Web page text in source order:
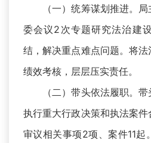
（一）统筹谋划推进。局
委会议2次专题研究法治建
结，解决重点难点问题。将
绩效考核，层层压实责任。
（二）带头依法履职。带
执行重大行政决策和执法案
审议相关事项2项、案件11起